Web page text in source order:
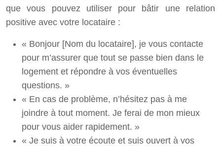
que vous pouvez utiliser pour bâtir une relation
positive avec votre locataire :
« Bonjour [Nom du locataire], je vous contacte
pour m’assurer que tout se passe bien dans le
logement et répondre à vos éventuelles
questions. »
« En cas de problème, n’hésitez pas à me
joindre à tout moment. Je ferai de mon mieux
pour vous aider rapidement. »
« Je suis à votre écoute et suis ouvert à vos